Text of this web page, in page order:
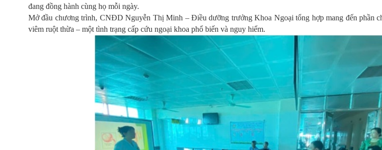
đang đồng hành cùng họ mỗi ngày.
Mở đầu chương trình, CNĐD Nguyễn Thị Minh – Điều dưỡng trưởng Khoa Ngoại tổng hợp mang đến phần
viêm ruột thừa – một tình trạng cấp cứu ngoại khoa phổ biến và nguy hiểm.